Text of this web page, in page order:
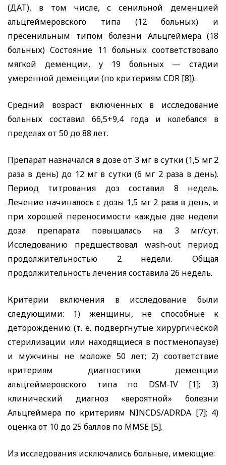
(ДАТ), в том числе, с сенильной деменцией
альцгеймеровского типа (12 больных) и
пресенильным типом болезни Альцгеймера (18
больных) Состояние 11 больных соответствовало
мягкой деменции, у 19 больных — стадии
умеренной деменции (по критериям CDR [8]).
Средний возраст включенных в исследование
больных составил 66,5+9,4 года и колебался в
пределах от 50 до 88 лет.
Препарат назначался в дозе от 3 мг в сутки (1,5 мг 2
раза в день) до 12 мг в сутки (6 мг 2 раза в день).
Период титрования доз составил 8 недель.
Лечение начиналось с дозы 1,5 мг 2 раза в день, и
при хорошей переносимости каждые две недели
доза препарата повышалась на 3 мг/сут.
Исследованию предшествовал wash-out период
продолжительностью 2 недели. Общая
продолжительность лечения составила 26 недель.
Критерии включения в исследование были
следующими: 1) женщины, не способные к
деторождению (т. е. подвергнутые хирургической
стерилизации или находящиеся в постменопаузе)
и мужчины не моложе 50 лет; 2) соответствие
критериям диагностики деменции
альцгеймеровского типа по DSM-IV[1]; 3)
клинический диагноз «вероятной» болезни
Альцгеймера по критериям NINCDS/ADRDA [7]; 4)
оценка от 10 до 25 баллов по MMSE [5].
Из исследования исключались больные, имеющие: